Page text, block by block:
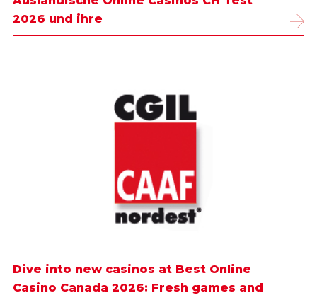
2026 und ihre
Dive into new casinos at Best Online
Casino Canada 2026: Fresh games and